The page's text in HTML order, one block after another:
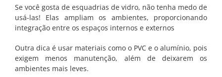
Se você gosta de esquadrias de vidro, não tenha medo de
usá-las! Elas ampliam os ambientes, proporcionando
integração entre os espaços internos e externos
Outra dica é usar materiais como o PVC e o alumínio, pois
exigem menos manutenção, além de deixarem os
ambientes mais leves.